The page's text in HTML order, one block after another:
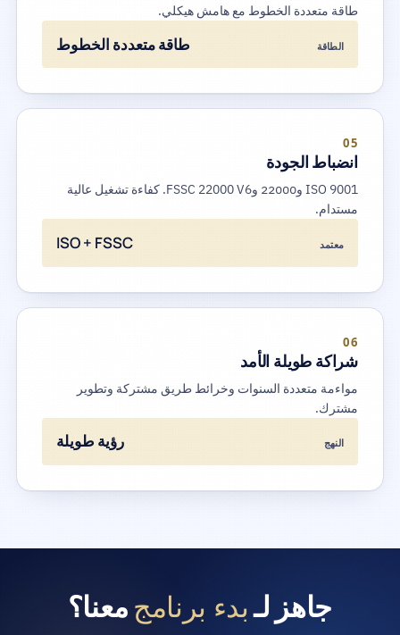
طاقة متعددة الخطوط مع هامش هيكلي.
الطاقة طاقة متعددة الخطوط
05
انضباط الجودة
ISO 9001 و22000 وFSSC 22000 V6. كفاءة تشغيل عالية
مستدام.
معتمد ISO + FSSC
06
شراكة طويلة الأمد
مواءمة متعددة السنوات وخرائط طريق مشتركة وتطوير
مشترك.
النهج رؤية طويلة
جاهز لـبدء برنامجمعنا؟